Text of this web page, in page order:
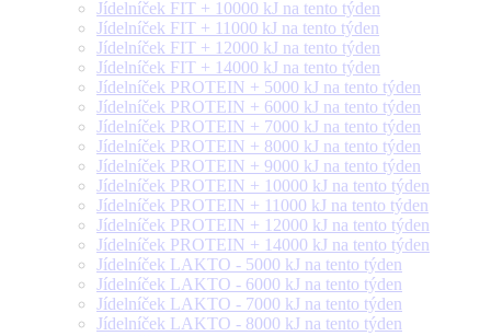
Jídelníček FIT + 10000 kJ na tento týden
Jídelníček FIT + 11000 kJ na tento týden
Jídelníček FIT + 12000 kJ na tento týden
Jídelníček FIT + 14000 kJ na tento týden
Jídelníček PROTEIN + 5000 kJ na tento týden
Jídelníček PROTEIN + 6000 kJ na tento týden
Jídelníček PROTEIN + 7000 kJ na tento týden
Jídelníček PROTEIN + 8000 kJ na tento týden
Jídelníček PROTEIN + 9000 kJ na tento týden
Jídelníček PROTEIN + 10000 kJ na tento týden
Jídelníček PROTEIN + 11000 kJ na tento týden
Jídelníček PROTEIN + 12000 kJ na tento týden
Jídelníček PROTEIN + 14000 kJ na tento týden
Jídelníček LAKTO - 5000 kJ na tento týden
Jídelníček LAKTO - 6000 kJ na tento týden
Jídelníček LAKTO - 7000 kJ na tento týden
Jídelníček LAKTO - 8000 kJ na tento týden